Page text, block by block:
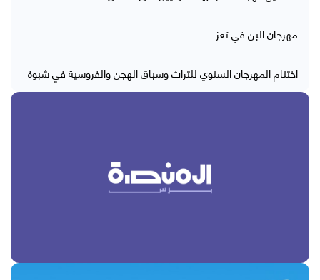
مهرجان البن في تعز
اختتام المهرجان السنوي للتراث وسباق الهجن والفروسية في شبوة